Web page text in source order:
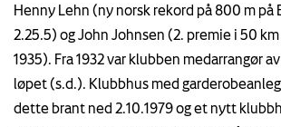
Henny Lehn (ny norsk rekord på 800 m på
2.25.5) og John Johnsen (2. premie i 50
1935). Fra 1932 var klubben medarrangør
løpet (s.d.). Klubbhus med
dette brant ned 2.10.1979 og et nytt